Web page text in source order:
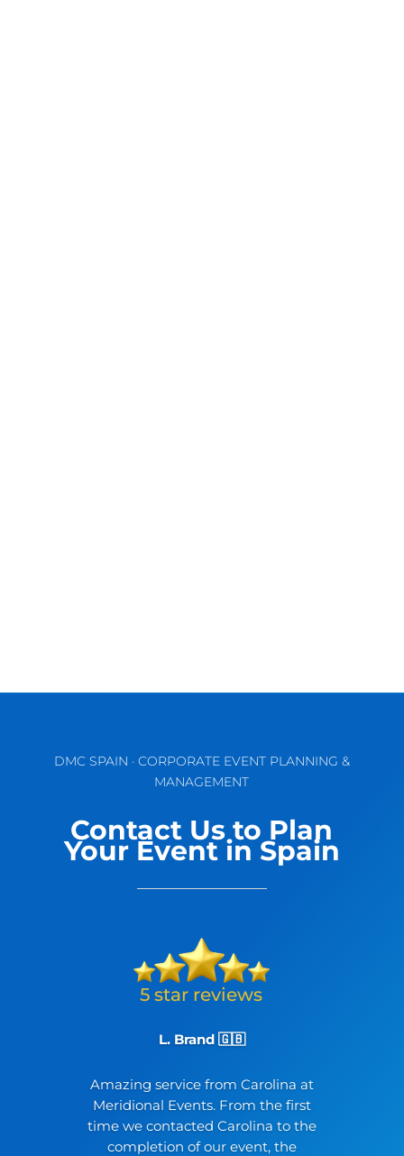
DMC SPAIN · CORPORATE EVENT PLANNING &
MANAGEMENT
Contact Us to Plan
Your Event in Spain
L. Brand 🇬🇧
Amazing service from Carolina at
Meridional Events. From the first
time we contacted Carolina to the
completion of our event, the